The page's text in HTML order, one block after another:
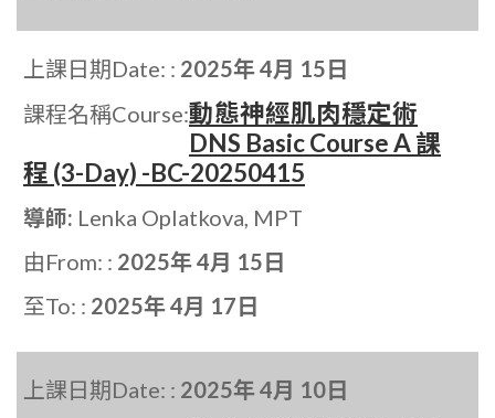
上課日期Date: : 2025年 4月 15日
課程名稱Course:動態神經肌肉穩定術
DNS Basic Course A 課
程 (3-Day) -BC-20250415
導師: Lenka Oplatkova, MPT
由From: : 2025年 4月 15日
至To: : 2025年 4月 17日
上課日期Date: : 2025年 4月 10日